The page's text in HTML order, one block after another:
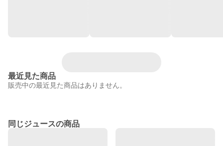
最近見た商品
販売中の最近見た商品はありません。
同じジュースの商品